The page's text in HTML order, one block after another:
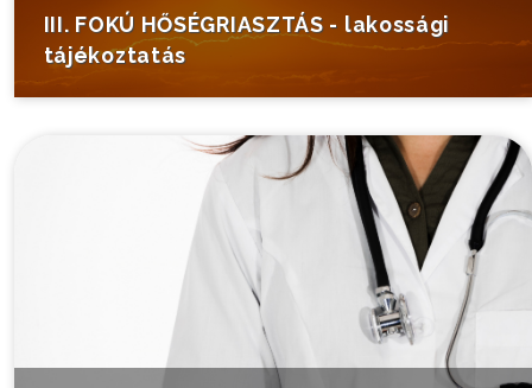
III. FOKÚ HŐSÉGRIASZTÁS - lakossági
tájékoztatás